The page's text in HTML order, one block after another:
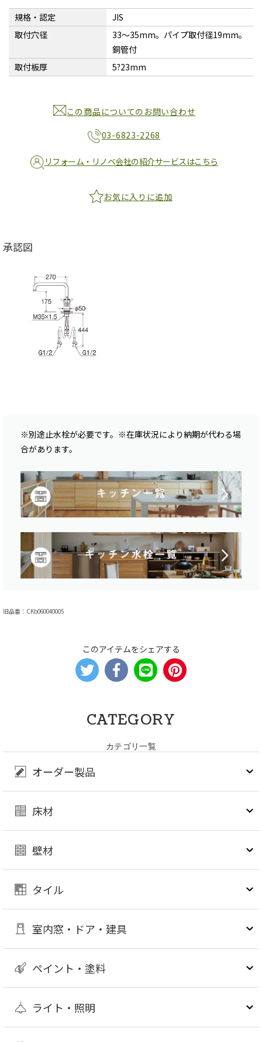
規格・認定
JIS
取付穴径
33〜35mm。パイプ取付径19mm。
銅管付
取付板厚
5?23mm
この商品についてのお問い合わせ
03-6823-2268
リフォーム・リノベ会社の紹介サービスはこちら
お気に入りに追加
承認図
※別途止水栓が必要です。※在庫状況により納期が代わる場
合があります。
旧品番：CKb060040005
このアイテムをシェアする
CATEGORY
カテゴリ一覧
オーダー製品
床材
壁材
タイル
室内窓・ドア・建具
ペイント・塗料
ライト・照明